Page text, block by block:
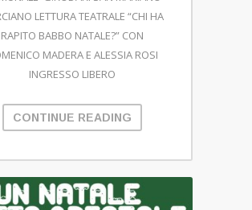
LETTURA TEATRALE “CHI HA
RAPITO BABBO NATALE?” CON
MADERA E ALESSIA ROSI
INGRESSO LIBERO
CONTINUE READING